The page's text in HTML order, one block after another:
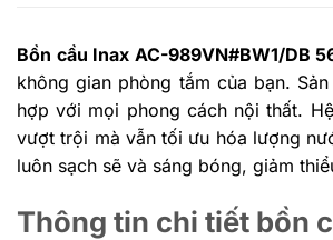
Bồn cầu Inax AC-989VN#BW1/DB
không gian phòng tắm của bạn.
hợp với mọi phong cách nội thất.
vượt trội mà vẫn tối ưu hóa lượng
luôn sạch sẽ và sáng bóng, giảm
Thông tin chi tiết bồn